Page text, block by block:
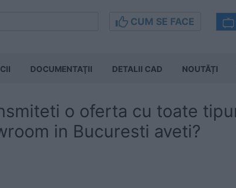
CUM SE FACE
DOCUMENTAŢII DETALII CAD NOUTĂȚI
o oferta cu toate
in Bucuresti aveti?